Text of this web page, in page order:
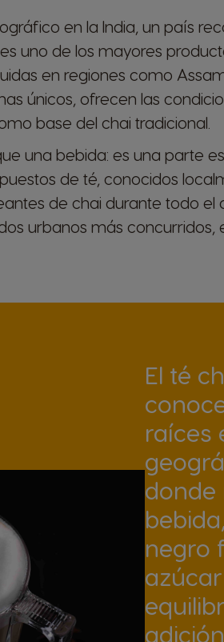
en la India, un país
uno de los mayores
en regiones como
únicos, ofrecen las
base del chai tradicional.
una bebida: es una parte
de té, conocidos
de chai durante todo el
urbanos más
El té
raíces
donde
negro